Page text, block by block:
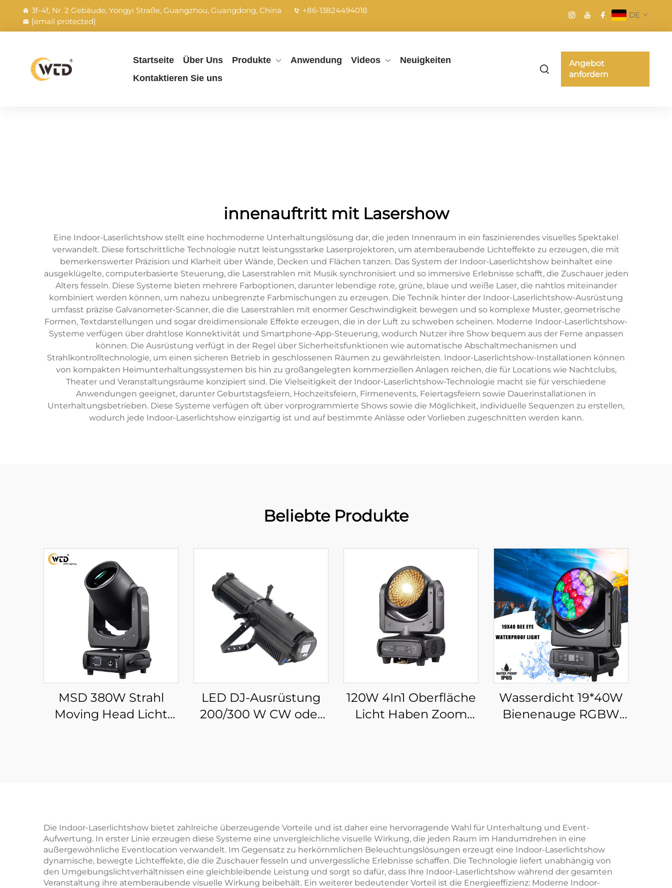
3f-4f, Nr. 2 Gebäude, Yongyi Straße, Guangzhou, Guangdong, China
+86-13824494018
[email protected]
DE
Startseite Über Uns Produkte Anwendung Videos
Neuigkeiten
Kontaktieren Sie uns
Angebot
anfordern
innenauftritt mit Lasershow
Eine Indoor-Laserlichtshow stellt eine hochmoderne Unterhaltungslösung dar, die jeden Innenraum in ein faszinierendes visuelles Spektakel
verwandelt. Diese fortschrittliche Technologie nutzt leistungsstarke Laserprojektoren, um atemberaubende Lichteffekte zu erzeugen, die mit
bemerkenswerter Präzision und Klarheit über Wände, Decken und Flächen tanzen. Das System der Indoor-Laserlichtshow beinhaltet eine
ausgeklügelte, computerbasierte Steuerung, die Laserstrahlen mit Musik synchronisiert und so immersive Erlebnisse schafft, die Zuschauer jeden
Alters fesseln. Diese Systeme bieten mehrere Farboptionen, darunter lebendige rote, grüne, blaue und weiße Laser, die nahtlos miteinander
kombiniert werden können, um nahezu unbegrenzte Farbmischungen zu erzeugen. Die Technik hinter der Indoor-Laserlichtshow-Ausrüstung
umfasst präzise Galvanometer-Scanner, die die Laserstrahlen mit enormer Geschwindigkeit bewegen und so komplexe Muster, geometrische
Formen, Textdarstellungen und sogar dreidimensionale Effekte erzeugen, die in der Luft zu schweben scheinen. Moderne Indoor-Laserlichtshow-
Systeme verfügen über drahtlose Konnektivität und Smartphone-App-Steuerung, wodurch Nutzer ihre Show bequem aus der Ferne anpassen
können. Die Ausrüstung verfügt in der Regel über Sicherheitsfunktionen wie automatische Abschaltmechanismen und
Strahlkontrolltechnologie, um einen sicheren Betrieb in geschlossenen Räumen zu gewährleisten. Indoor-Laserlichtshow-Installationen können
von kompakten Heimunterhaltungssystemen bis hin zu großangelegten kommerziellen Anlagen reichen, die für Locations wie Nachtclubs,
Theater und Veranstaltungsräume konzipiert sind. Die Vielseitigkeit der Indoor-Laserlichtshow-Technologie macht sie für verschiedene
Anwendungen geeignet, darunter Geburtstagsfeiern, Hochzeitsfeiern, Firmenevents, Feiertagsfeiern sowie Dauerinstallationen in
Unterhaltungsbetrieben. Diese Systeme verfügen oft über vorprogrammierte Shows sowie die Möglichkeit, individuelle Sequenzen zu erstellen,
wodurch jede Indoor-Laserlichtshow einzigartig ist und auf bestimmte Anlässe oder Vorlieben zugeschnitten werden kann.
Beliebte Produkte
MSD 380W Strahl
Moving Head Licht
LED DJ-Ausrüstung
200/300 W CW oder
120W 4In1 Oberfläche
Licht Haben Zoom
Wasserdicht 19*40W
Bienenauge RGBW
Die Indoor-Laserlichtshow bietet zahlreiche überzeugende Vorteile und ist daher eine hervorragende Wahl für Unterhaltung und Event-
Aufwertung. In erster Linie erzeugen diese Systeme eine unvergleichliche visuelle Wirkung, die jeden Raum im Handumdrehen in eine
außergewöhnliche Eventlocation verwandelt. Im Gegensatz zu herkömmlichen Beleuchtungslösungen erzeugt eine Indoor-Laserlichtshow
dynamische, bewegte Lichteffekte, die die Zuschauer fesseln und unvergessliche Erlebnisse schaffen. Die Technologie liefert unabhängig von
den Umgebungslichtverhältnissen eine gleichbleibende Leistung und sorgt so dafür, dass Ihre Indoor-Laserlichtshow während der gesamten
Veranstaltung ihre atemberaubende visuelle Wirkung beibehält. Ein weiterer bedeutender Vorteil ist die Energieeffizienz: Moderne Indoor-